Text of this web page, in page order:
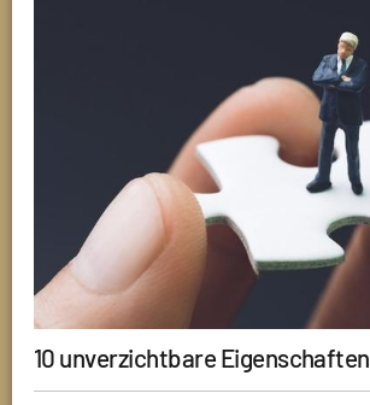
10 unverzichtbare Eigenschaften